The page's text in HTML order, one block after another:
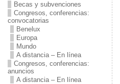
Becas y subvenciones
Congresos, conferencias:
convocatorias
Benelux
Europa
Mundo
A distancia – En línea
Congresos, conferencias:
anuncios
A distancia – En línea